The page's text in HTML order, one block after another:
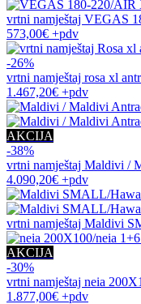
vrtni namještaj VEGAS
573,00€ +pdv
-26%
vrtni namještaj rosa xl
1.467,20€ +pdv
AKCIJA
-38%
vrtni namještaj Maldivi /
4.090,20€ +pdv
vrtni namještaj Maldivi
AKCIJA
-30%
vrtni namještaj neia
1.877,00€ +pdv